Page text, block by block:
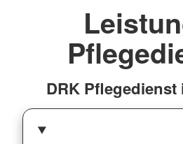
DRK Pflegedienst